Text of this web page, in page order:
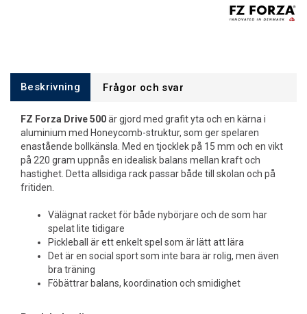
Beskrivning Frågor och svar
FZ Forza Drive 500är gjord med grafit yta och en kärna i
aluminium med Honeycomb-struktur, som ger spelaren
enastående bollkänsla. Med en tjocklek på 15 mm och en vikt
på 220 gram uppnås en idealisk balans mellan kraft och
hastighet. Detta allsidiga rack passar både till skolan och på
fritiden.
Välägnat racket för både nybörjare och de som har
spelat lite tidigare
Pickleball är ett enkelt spel som är lätt att lära
Det är en social sport som inte bara är rolig, men även
bra träning
Föbättrar balans, koordination och smidighet